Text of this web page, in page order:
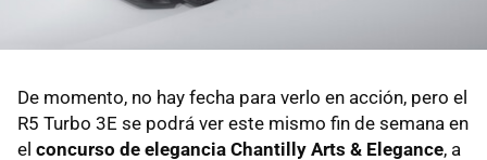
De momento, no hay fecha para verlo en acción, pero el
R5 Turbo 3E se podrá ver este mismo fin de semana en
el concurso de elegancia Chantilly Arts & Elegance, a